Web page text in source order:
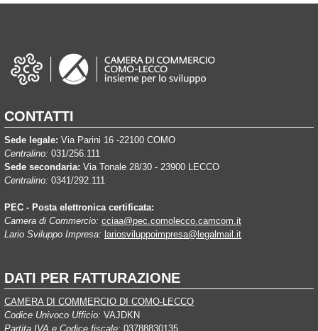
CONTATTI
Sede legale: Via Parini 16 -22100 COMO
Centralino: 031/256.111
Sede secondaria: Via Tonale 28/30 - 23900 LECCO
Centralino: 0341/292.111
PEC - Posta elettronica certificata:
Camera di Commercio: cciaa@pec.comolecco.camcom.it
Lario Sviluppo Impresa: lariosviluppoimpresa@legalmail.it
DATI PER FATTURAZIONE
CAMERA DI COMMERCIO DI COMO-LECCO
Codice Univoco Ufficio: VAJDKN
Partita IVA e Codice fiscale: 03788830135